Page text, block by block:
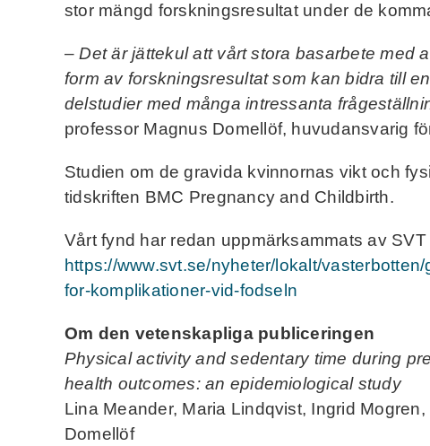
stor mängd forskningsresultat under de
–Det är jättekul att vårt stora basarbete med
form av forskningsresultat som kan bidra till
delstudier med många intressanta
professor Magnus Domellöf, huvudansvarig
Studien om de gravida kvinnornas vikt och
tidskriften BMC Pregnancy and Childbirth.
Vårt fynd har redan uppmärksammats av
https://www.svt.se/nyheter/lokalt/
for-komplikationer-vid-fodseln
Om den vetenskapliga publiceringen
Physical activity and sedentary time during
health outcomes: an epidemiological study
Lina Meander, Maria Lindqvist, Ingrid
Domellöf